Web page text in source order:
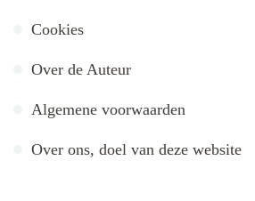
Cookies
Over de Auteur
Algemene voorwaarden
Over ons, doel van deze website